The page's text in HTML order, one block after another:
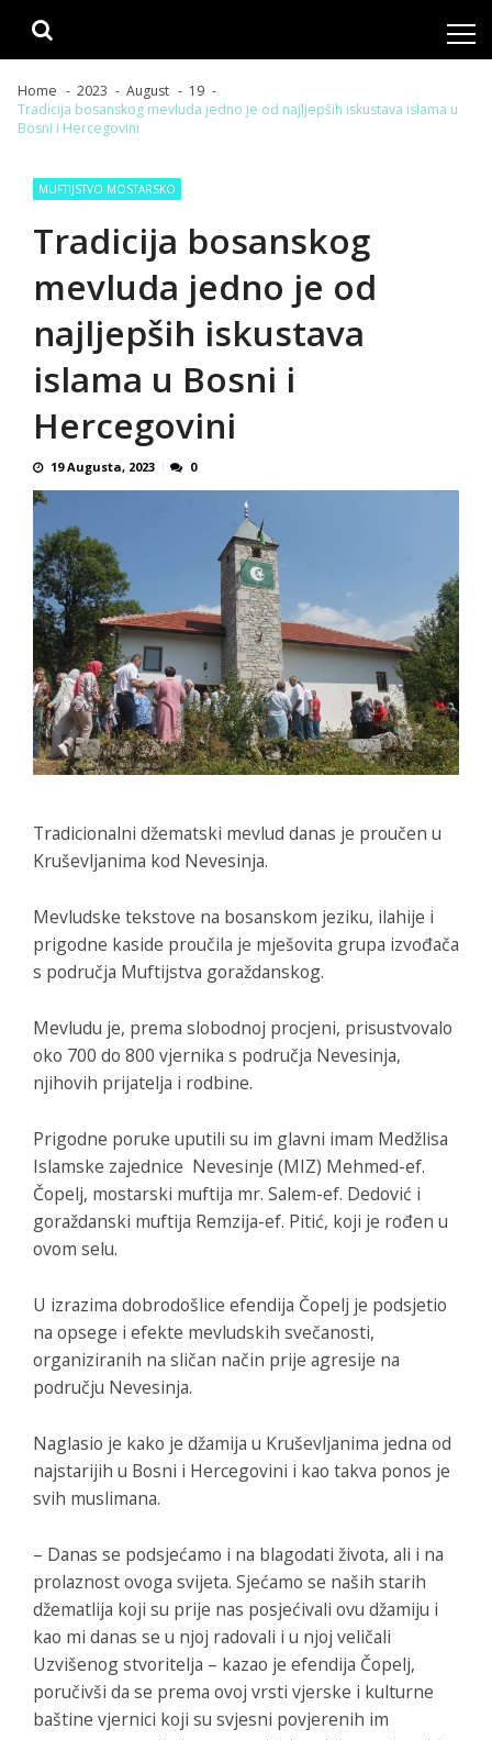
Home 2023 August
19
Tradicija bosanskog mevluda jedno je od najljepših iskustava islama u
Bosni i Hercegovini
MUFTIJSTVO MOSTARSKO
Tradicija bosanskog
mevluda jedno je od
najljepših iskustava
islama u Bosni i
Hercegovini
19 Augusta, 2023 0
Tradicionalni džematski mevlud danas je proučen u
Kruševljanima kod Nevesinja.
Mevludske tekstove na bosanskom jeziku, ilahije i
prigodne kaside proučila je mješovita grupa izvođača
s područja Muftijstva goraždanskog.
Mevludu je, prema slobodnoj procjeni, prisustvovalo
oko 700 do 800 vjernika s područja Nevesinja,
njihovih prijatelja i rodbine.
Prigodne poruke uputili su im glavni imam Medžlisa
Islamske zajednice Nevesinje (MIZ) Mehmed-ef.
Čopelj, mostarski muftija mr. Salem-ef. Dedović i
goraždanski muftija Remzija-ef. Pitić, koji je rođen u
ovom selu.
U izrazima dobrodošlice efendija Čopelj je podsjetio
na opsege i efekte mevludskih svečanosti,
organiziranih na sličan način prije agresije na
području Nevesinja.
Naglasio je kako je džamija u Kruševljanima jedna od
najstarijih u Bosni i Hercegovini i kao takva ponos je
svih muslimana.
– Danas se podsjećamo i na blagodati života, ali i na
prolaznost ovoga svijeta. Sjećamo se naših starih
džematlija koji su prije nas posjećivali ovu džamiju i
kao mi danas se u njoj radovali i u njoj veličali
Uzvišenog stvoritelja – kazao je efendija Čopelj,
poručivši da se prema ovoj vrsti vjerske i kulturne
baštine vjernici koji su svjesni povjerenih im